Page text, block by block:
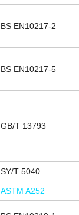
BS EN10217-2
BS EN10217-5
GB/T 13793
SY/T 5040
ASTM A252